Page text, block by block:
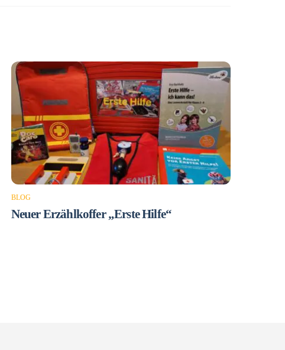
BLOG
Neuer Erzählkoffer „Erste Hilfe“